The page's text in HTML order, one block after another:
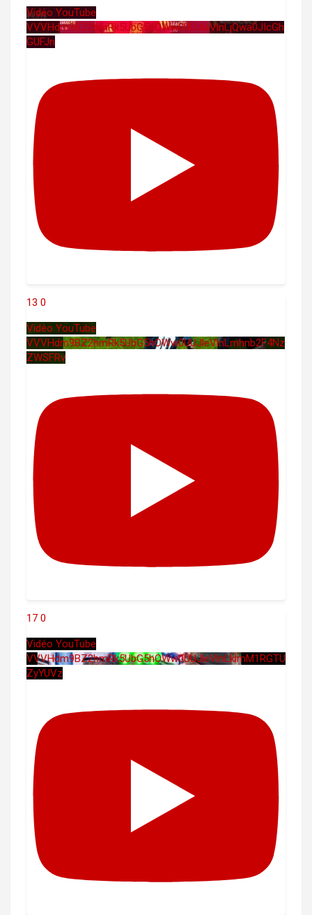
Vidéo YouTube
VVVHdm9BZ2hmRk5UbG5hOWw0UUJleVlnLjQwa0JIcGh
GUFJn
13 0
Vidéo YouTube
VVVHdm9BZ2hmRk5UbG5hOWw0UUJleVlnLmhnb2F4Nz
ZWSFRv
17 0
Vidéo YouTube
VVVHdm9BZ2hmRk5UbG5hOWw0UUJleVlnLklmM1RGTU
ZyYUVz